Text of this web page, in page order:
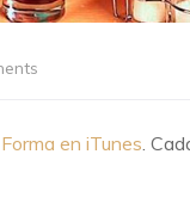
en iTunes .